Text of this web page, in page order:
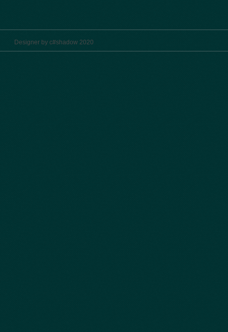
Designer by c#shadow 2020